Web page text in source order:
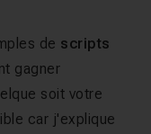
de scripts
gagner
soit votre
car j'explique